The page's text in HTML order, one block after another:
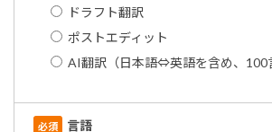
ドラフト翻訳
ポストエディット
AI翻訳（日本語⇔英語を含め、100
必須 言語